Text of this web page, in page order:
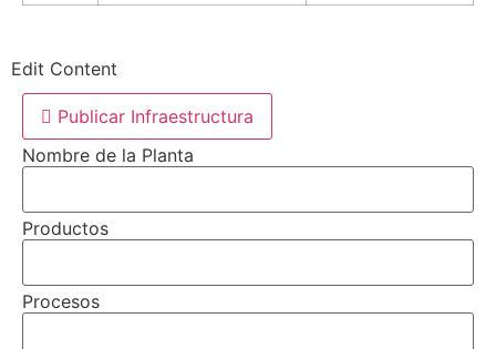
Edit Content
Publicar Infraestructura
Nombre de la Planta
Productos
Procesos